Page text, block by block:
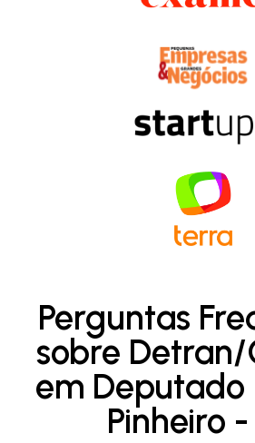
Perguntas
sobre
em Deputado
Pinheiro -